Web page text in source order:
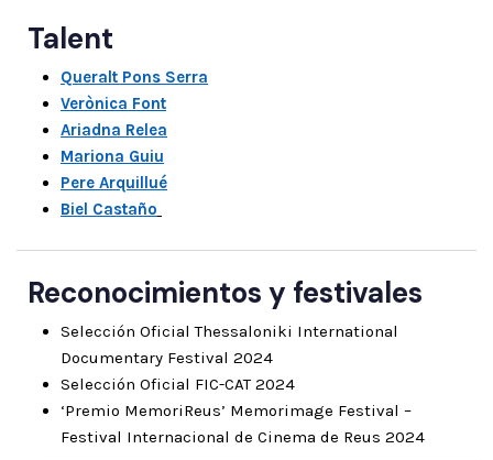
Talent
Queralt Pons Serra
Verònica Font
Ariadna Relea
Mariona Guiu
Pere Arquillué
Biel Castaño
Reconocimientos y festivales
Selección Oficial Thessaloniki International
Documentary Festival 2024
Selección Oficial FIC-CAT 2024
‘Premio MemoriReus’ Memorimage Festival –
Festival Internacional de Cinema de Reus 2024